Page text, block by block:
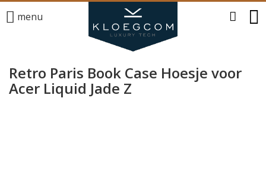
menu
Retro Paris Book Case Hoesje voor
Acer Liquid Jade Z